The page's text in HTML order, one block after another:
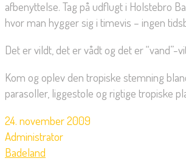
afbenyttelse. Tag på udflugt i Holstebro
hvor man hygger sig i timevis – ingen
Det er vildt, det er vådt og det er “vand”-
Kom og oplev den tropiske stemning
parasoller, liggestole og rigtige tropiske
24. november 2009
Administrator
Badeland